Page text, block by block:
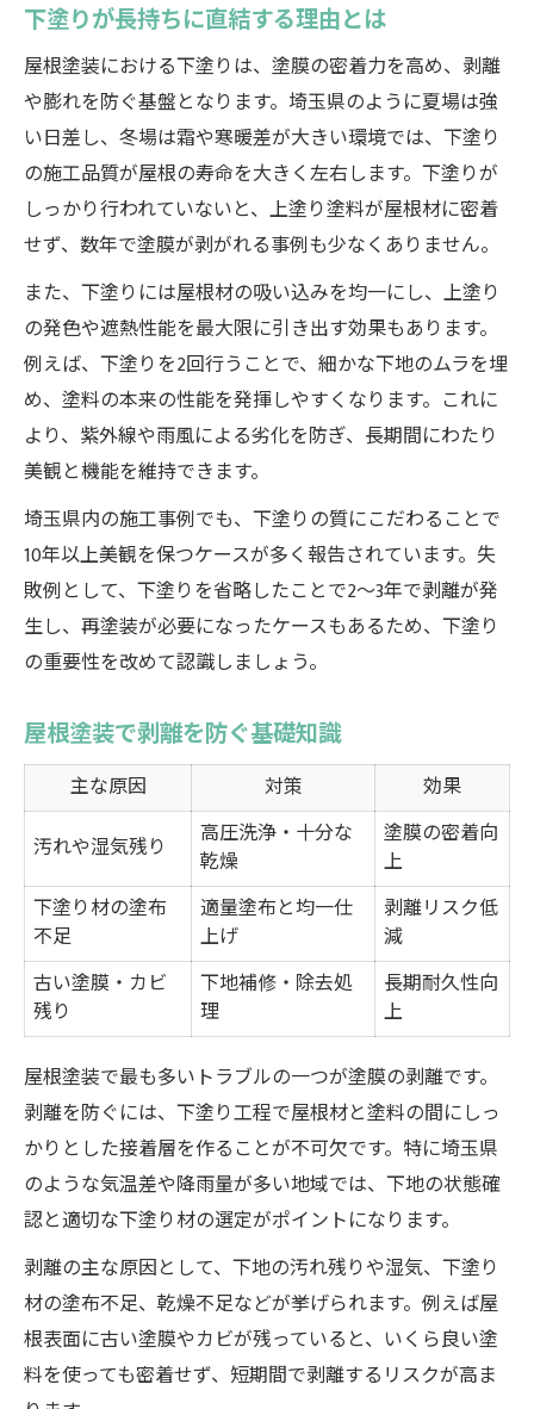
下塗りが長持ちに直結する理由とは
屋根塗装における下塗りは、塗膜の密着力を高め、剥離
や膨れを防ぐ基盤となります。埼玉県のように夏場は強
い日差し、冬場は霜や寒暖差が大きい環境では、下塗り
の施工品質が屋根の寿命を大きく左右します。下塗りが
しっかり行われていないと、上塗り塗料が屋根材に密着
せず、数年で塗膜が剥がれる事例も少なくありません。
また、下塗りには屋根材の吸い込みを均一にし、上塗り
の発色や遮熱性能を最大限に引き出す効果もあります。
例えば、下塗りを2回行うことで、細かな下地のムラを埋
め、塗料の本来の性能を発揮しやすくなります。これに
より、紫外線や雨風による劣化を防ぎ、長期間にわたり
美観と機能を維持できます。
埼玉県内の施工事例でも、下塗りの質にこだわることで
10年以上美観を保つケースが多く報告されています。失
敗例として、下塗りを省略したことで2～3年で剥離が発
生し、再塗装が必要になったケースもあるため、下塗り
の重要性を改めて認識しましょう。
屋根塗装で剥離を防ぐ基礎知識
主な原因 対策
効果
汚れや湿気残り
高圧洗浄・十分な
乾燥
塗膜の密着向
上
下塗り材の塗布
不足
適量塗布と均一仕
上げ
剥離リスク低
減
古い塗膜・カビ
残り
下地補修・除去処
理
長期耐久性向
上
屋根塗装で最も多いトラブルの一つが塗膜の剥離です。
剥離を防ぐには、下塗り工程で屋根材と塗料の間にしっ
かりとした接着層を作ることが不可欠です。特に埼玉県
のような気温差や降雨量が多い地域では、下地の状態確
認と適切な下塗り材の選定がポイントになります。
剥離の主な原因として、下地の汚れ残りや湿気、下塗り
材の塗布不足、乾燥不足などが挙げられます。例えば屋
根表面に古い塗膜やカビが残っていると、いくら良い塗
料を使っても密着せず、短期間で剥離するリスクが高ま